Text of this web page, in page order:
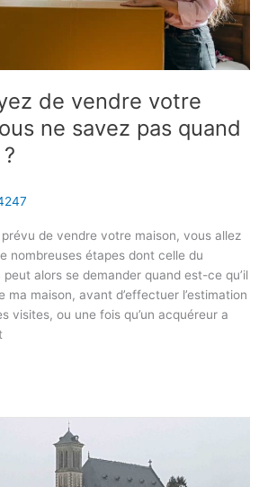
de vendre votre
ne savez pas quand
de vendre votre maison, vous allez
nombreuses étapes dont celle du
alors se demander quand est-ce qu’il
ma maison, avant d’effectuer l’estimation
visites, ou une fois qu’un acquéreur a